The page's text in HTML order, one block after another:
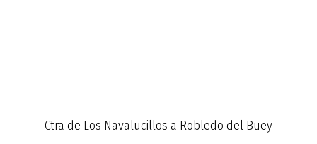
Ctra de Los Navalucillos a Robledo del Buey